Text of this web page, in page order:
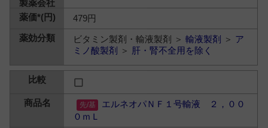
479円
ビタミン製剤・輸液製剤 ＞輸液製剤 ＞ ア
ミノ酸製剤
＞ 肝・腎不全用を除く
エルネオパＮＦ１号輸液 ２，００
０ｍＬ